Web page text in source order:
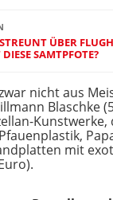
ÜBER
SAMTPFOTE?
nicht aus
Blaschke
mit